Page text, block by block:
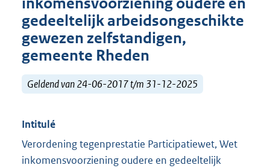
gedeeltelijk arbeidsongeschikte
gewezen zelfstandigen,
gemeente Rheden
Geldend van 24-06-2017 t/m 31-12-2025
Intitulé
Verordening tegenprestatie Participatiewet, Wet
inkomensvoorziening oudere en gedeeltelijk